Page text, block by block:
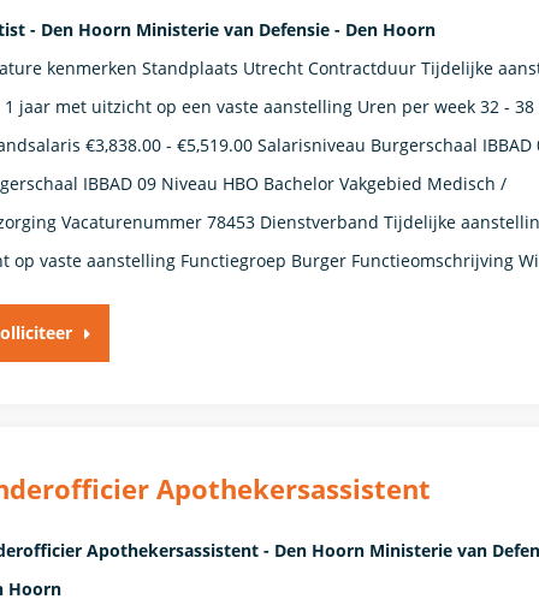
- Den Hoorn Ministerie van Defensie - Den Hoorn
kenmerken Standplaats Utrecht Contractduur Tijdelijke
1 jaar met uitzicht op een vaste aanstelling Uren per week 32 - 38
€3,838.00 - €5,519.00 Salarisniveau Burgerschaal IBBAD
IBBAD 09 Niveau HBO Bachelor Vakgebied Medisch /
Vacaturenummer 78453 Dienstverband Tijdelijke
op vaste aanstelling​​ Functiegroep Burger​ Functieomschrijving
Apothekersassistent
Apothekersassistent - Den Hoorn Ministerie van
Hoorn